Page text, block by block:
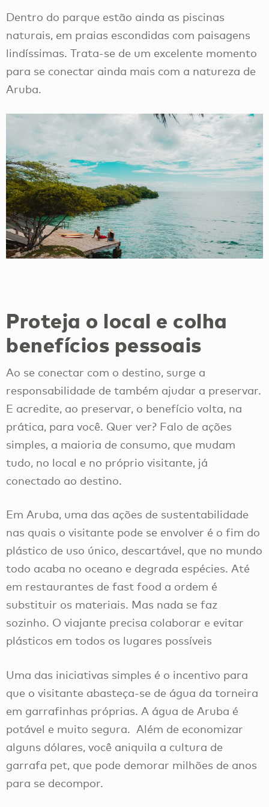
Dentro do parque estão ainda as piscinas
naturais, em praias escondidas com paisagens
lindíssimas. Trata-se de um excelente momento
para se conectar ainda mais com a natureza de
Aruba.
Proteja o local e colha
benefícios pessoais
Ao se conectar com o destino, surge a
responsabilidade de também ajudar a preservar.
E acredite, ao preservar, o benefício volta, na
prática, para você. Quer ver? Falo de ações
simples, a maioria de consumo, que mudam
tudo, no local e no próprio visitante, já
conectado ao destino.
Em Aruba, uma das ações de sustentabilidade
nas quais o visitante pode se envolver é o fim do
plástico de uso único, descartável, que no mundo
todo acaba no oceano e degrada espécies. Até
em restaurantes de fast food a ordem é
substituir os materiais. Mas nada se faz
sozinho. O viajante precisa colaborar e evitar
plásticos em todos os lugares possíveis
Uma das iniciativas simples é o incentivo para
que o visitante abasteça-se de água da torneira
em garrafinhas próprias. A água de Aruba é
potável e muito segura. Além de economizar
alguns dólares, você aniquila a cultura de
garrafa pet, que pode demorar milhões de anos
para se decompor.